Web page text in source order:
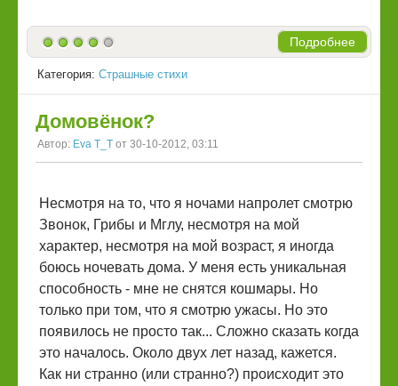
Подробнее
Категория: Страшные стихи
Домовёнок?
Автор: Eva T_T от 30-10-2012, 03:11
Несмотря на то, что я ночами напролет смотрю
Звонок, Грибы и Мглу, несмотря на мой
характер, несмотря на мой возраст, я иногда
боюсь ночевать дома. У меня есть уникальная
способность - мне не снятся кошмары. Но
только при том, что я смотрю ужасы. Но это
появилось не просто так... Сложно сказать когда
это началось. Около двух лет назад, кажется.
Как ни странно (или странно?) происходит это